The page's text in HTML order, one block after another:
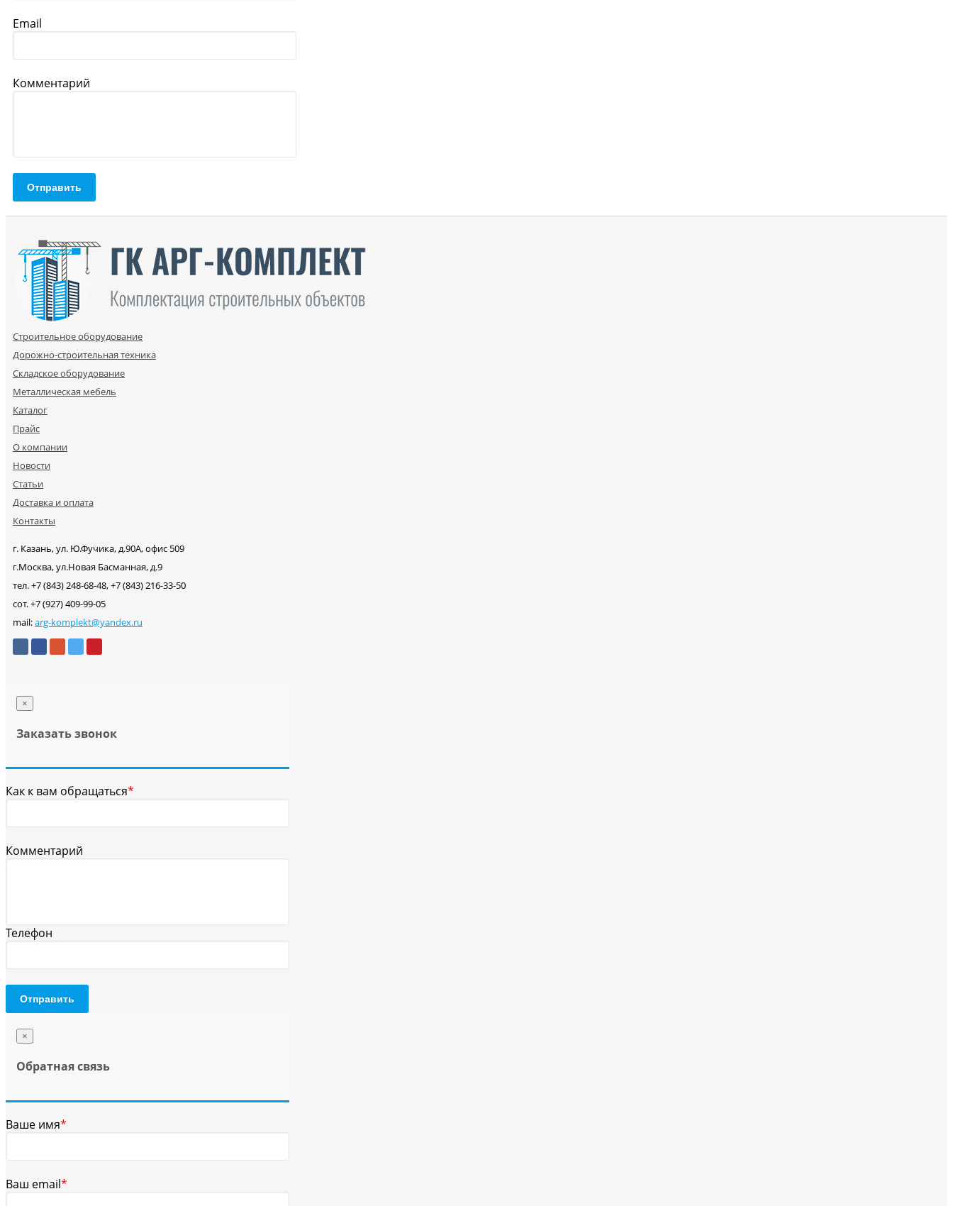
Email
Комментарий
Отправить
Строительное оборудование
Дорожно-строительная техника
Складское оборудование
Металлическая мебель
Каталог
Прайс
О компании
Новости
Статьи
Доставка и оплата
Контакты
г. Казань, ул. Ю.Фучика, д.90А, офис 509
г.Москва, ул.Новая Басманная, д.9
тел. +7 (843) 248-68-48, +7 (843) 216-33-50
сот. +7 (927) 409-99-05
mail:arg-komplekt@yandex.ru
×
Заказать звонок
Как к вам обращаться*
Комментарий
Телефон
Отправить
×
Обратная связь
Ваше имя*
Ваш email*